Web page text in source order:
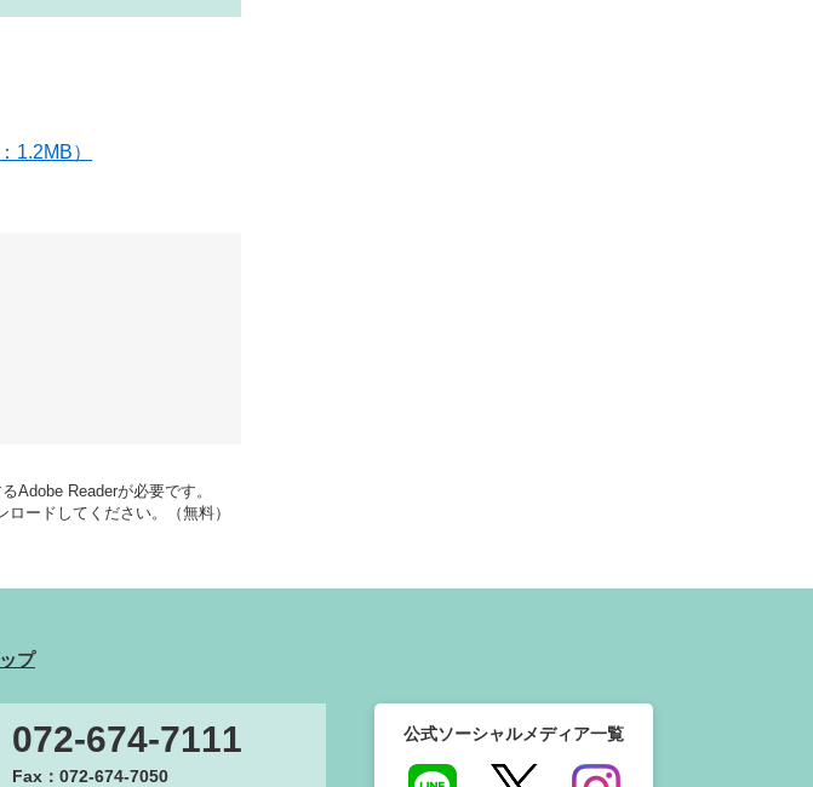
1.2MB）
Adobe Readerが必要です。
ードしてください。（無料）
プ
072-674-7111
Fax：072-674-7050
公式ソーシャルメディア一覧